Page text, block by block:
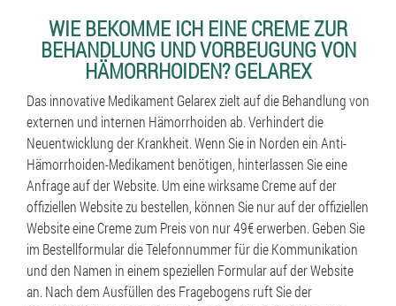
WIE BEKOMME ICH EINE CREME ZUR
BEHANDLUNG UND VORBEUGUNG VON
HÄMORRHOIDEN? GELAREX
Das innovative Medikament Gelarex zielt auf die Behandlung von
externen und internen Hämorrhoiden ab. Verhindert die
Neuentwicklung der Krankheit. Wenn Sie in Norden ein Anti-
Hämorrhoiden-Medikament benötigen, hinterlassen Sie eine
Anfrage auf der Website. Um eine wirksame Creme auf der
offiziellen Website zu bestellen, können Sie nur auf der offiziellen
Website eine Creme zum Preis von nur 49€ erwerben. Geben Sie
im Bestellformular die Telefonnummer für die Kommunikation
und den Namen in einem speziellen Formular auf der Website
an. Nach dem Ausfüllen des Fragebogens ruft Sie der